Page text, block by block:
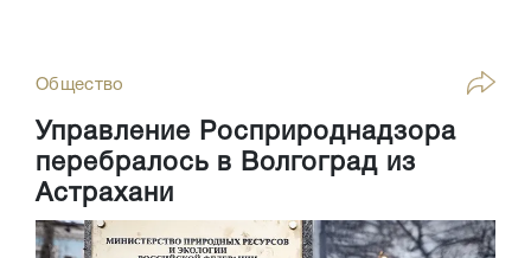
Общество
Управление Росприроднадзора
перебралось в Волгоград из
Астрахани